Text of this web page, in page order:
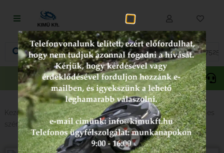
Fűnyírás
Vágás és fűrészelés
Akkumulátoros termékek
Talajápolás és tisztítás
Alkatrészek
Akciós
termékek
Gepida Oregon
Kezdőlap/ Népszerű kategóriák/Láncfűrész/Husqvarna 4-es
széria/ Csavar MT5-H12x14.5